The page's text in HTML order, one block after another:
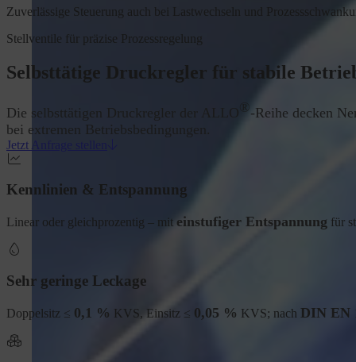
Zuverlässige Steuerung auch bei Lastwechseln und
Stellventile für präzise Prozessregelung
Selbsttätige Druckregler für stabile
Die selbsttätigen Druckregler der ALLO ®-Reihe decken
bei extremen Betriebsbedingungen.
Jetzt Anfrage stellen
Kennlinien & Entspannung
Linear oder gleichprozentig – mit einstufiger Entspannung für
Sehr geringe Leckage
Doppelsitz ≤ 0,1 % KVS, Einsitz ≤ 0,05 % KVS; nach DIN EN